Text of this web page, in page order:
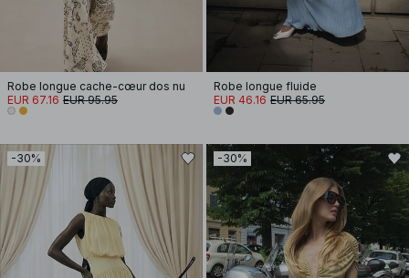
Robe longue cache-cœur dos nu
EUR 67.16 EUR 95.95
Robe longue fluide
EUR 46.16 EUR 65.95
-30% -30%